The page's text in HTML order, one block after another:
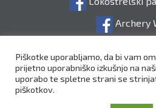
Archery
© 2021 Lokostrelstvo|
Piškotke uporabljamo, da bi vam
prijetno uporabniško izkušnjo na
uporabo te spletne strani se
piškotkov.